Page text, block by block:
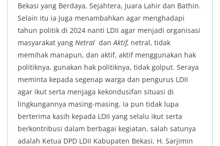
Bekasi yang Berdaya, Sejahtera, Juara Lahir dan Bathin.
Selain itu ia juga menambahkan agar menghadapi
tahun politik di 2024 nanti LDII agar menjadi organisasi
masyarakat yang Netral danAktif, netral, tidak
memihak manapun, dan aktif, aktif menggunakan hak
politiknya, gunakan hak politiknya, tidak golput. Seraya
meminta kepada segenap warga dan pengurus LDII
agar ikut serta menjaga kekondusifan situasi di
lingkungannya masing-masing. Ia pun tidak lupa
berterima kasih kepada LDII yang selalu ikut serta
berkontribusi dalam berbagai kegiatan, salah satunya
adalah Ketua DPD LDII Kabupaten Bekasi, H. Sarjimin